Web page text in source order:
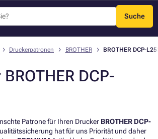
Suche
Menü
Druckerpatronen BROTHER BROTHER DCP-
DCP-
Patrone für Ihren Drucker BROTHER DCP-
hat für uns Priorität und daher